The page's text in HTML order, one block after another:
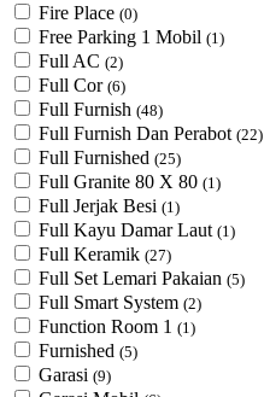
Fire Place (0)
Free Parking 1 Mobil (1)
Full AC (2)
Full Cor (6)
Full Furnish (48)
Full Furnish Dan Perabot (22)
Full Furnished (25)
Full Granite 80 X 80 (1)
Full Jerjak Besi (1)
Full Kayu Damar Laut (1)
Full Keramik (27)
Full Set Lemari Pakaian (5)
Full Smart System (2)
Function Room 1 (1)
Furnished (5)
Garasi (9)